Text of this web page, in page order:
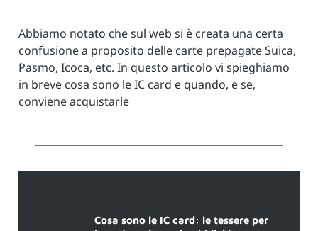
Abbiamo notato che sul web si è creata una certa
confusione a proposito delle carte prepagate Suica,
Pasmo, Icoca, etc. In questo articolo vi spieghiamo
in breve cosa sono le IC card e quando, e se,
conviene acquistarle
Cosa sono le IC card: le tessere per